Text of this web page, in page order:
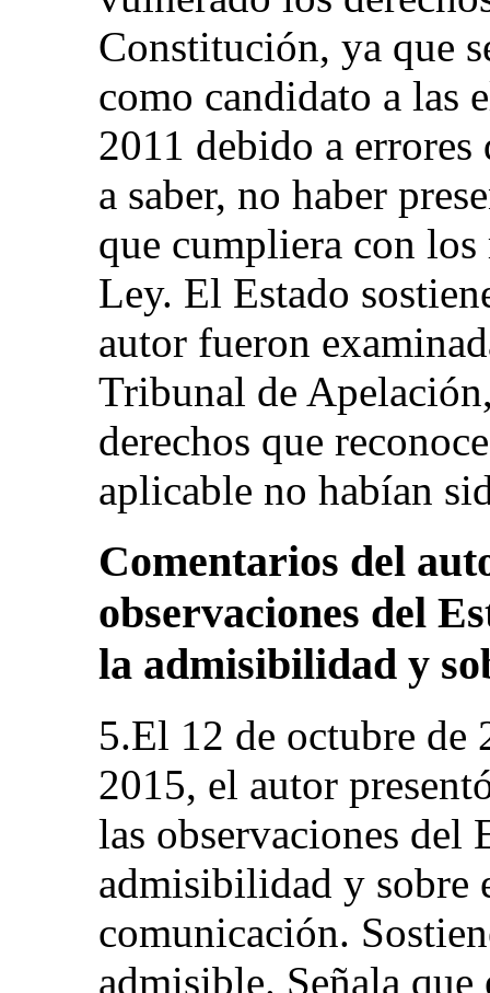
Constitución, ya que
como candidato a las
2011 debido a
a saber, no haber
que cumpliera con
Ley. El Estado
autor fueron
Tribunal de
derechos que
aplicable no habían
Comentarios del
observaciones del
la admisibilidad y
5.El 12 de octubre de
2015, el autor
las observaciones del
admisibilidad y sobre
comunicación.
admisible. Señala